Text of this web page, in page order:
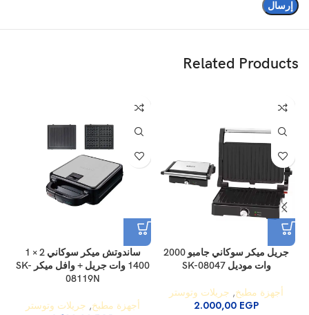
Related Products
جريل ميكر سوكاني جامبو 2000
وات موديل SK-08047
أجهزة مطبخ, جريلات وتوستر
2.000,00 EGP
ساندوتش ميكر سوكاني 2 × 1
1400 وات جريل + وافل ميكر SK-
08119N
أجهزة مطبخ, جريلات وتوستر